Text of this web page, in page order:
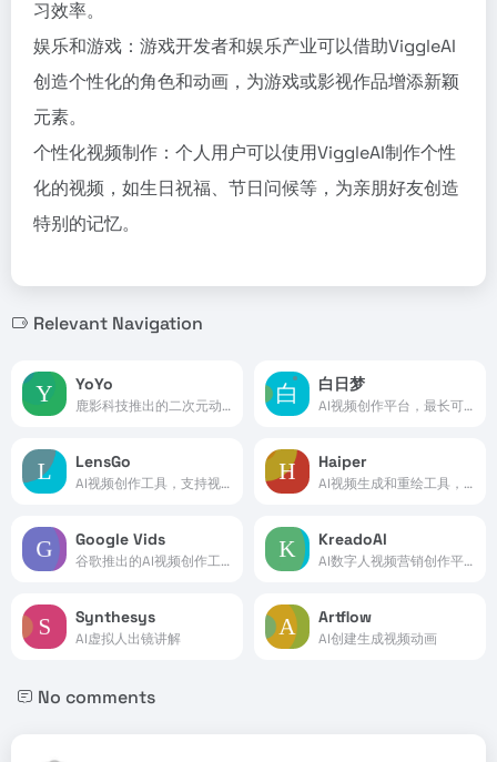
习效率。
娱乐和游戏：游戏开发者和娱乐产业可以借助ViggleAI
创造个性化的角色和动画，为游戏或影视作品增添新颖
元素。
个性化视频制作：个人用户可以使用ViggleAI制作个性
化的视频，如生日祝福、节日问候等，为亲朋好友创造
特别的记忆。
Relevant Navigation
YoYo
鹿影科技推出的二次元动漫视频AI创作平台
白日梦
AI视频创作平台，最长可生成六分钟的视频
LensGo
AI视频创作工具，支持视频转动漫，替换3D人物
Haiper
AI视频生成和重绘工具，支持文本/图像转视频
Google Vids
谷歌推出的AI视频创作工具
KreadoAI
AI数字人视频营销创作平台
Synthesys
AI虚拟人出镜讲解
Artflow
AI创建生成视频动画
No comments